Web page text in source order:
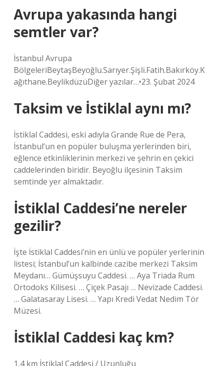
Avrupa yakasında hangi
semtler var?
İstanbul Avrupa
BölgeleriBeytaşBeyoğlu.Sarıyer.Şişli.Fatih.Bakırköy.K
ağıthane.BeylikdüzüDiğer yazılar…•23. Şubat 2024
Taksim ve İstiklal aynı mı?
İstiklal Caddesi, eski adıyla Grande Rue de Pera,
İstanbul’un en popüler buluşma yerlerinden biri,
eğlence etkinliklerinin merkezi ve şehrin en çekici
caddelerinden biridir. Beyoğlu ilçesinin Taksim
semtinde yer almaktadır.
İstiklal Caddesi’ne nereler
gezilir?
İşte İstiklal Caddesi’nin en ünlü ve popüler yerlerinin
listesi; İstanbul’un kalbinde cazibe merkezi Taksim
Meydanı… Gümüşsuyu Caddesi. … Aya Triada Rum
Ortodoks Kilisesi. … Çiçek Pasajı … Nevizade Caddesi.
… Galatasaray Lisesi. … Yapı Kredi Vedat Nedim Tör
Müzesi.
İstiklal Caddesi kaç km?
1,4 km İstiklal Caddesi / Uzunluğu